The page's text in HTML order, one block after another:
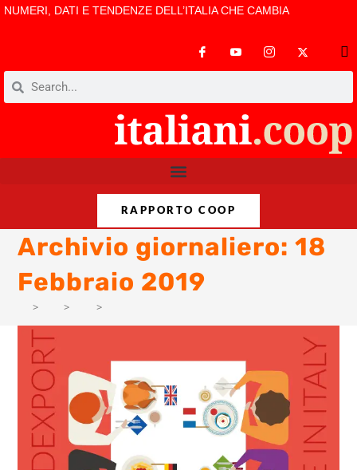
NUMERI, DATI E TENDENZE DELL’ITALIA CHE CAMBIA
RAPPORTO COOP
Archivio giornaliero: 18
Febbraio 2019
> > >